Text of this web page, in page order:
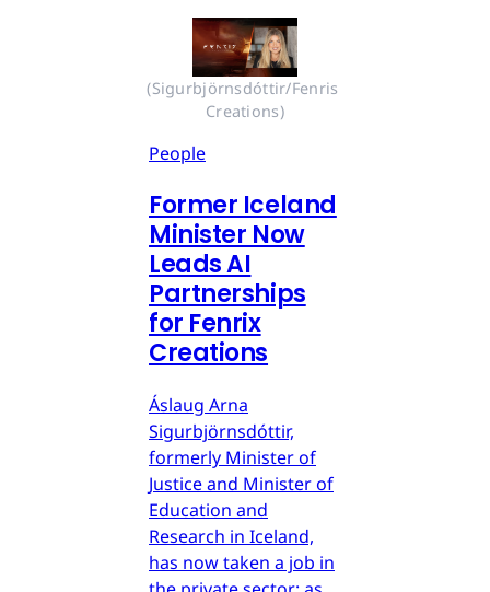
(Sigurbjörnsdóttir/Fenris
Creations)
People
Former Iceland
Minister Now
Leads AI
Partnerships
for Fenrix
Creations
Áslaug Arna
Sigurbjörnsdóttir,
formerly Minister of
Justice and Minister of
Education and
Research in Iceland,
has now taken a job in